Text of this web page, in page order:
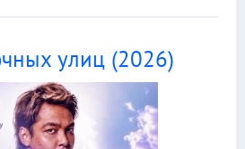
улиц (2026)